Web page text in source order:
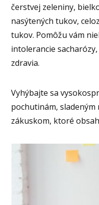
čerstvej zeleniny,
nasýtených tukov,
tukov. Pomôžu vám
intolerancie
zdravia.
Vyhýbajte sa
pochutinám,
zákuskom, ktoré